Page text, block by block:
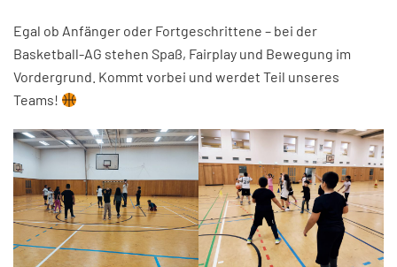
Egal ob Anfänger oder Fortgeschrittene – bei der
Basketball-AG stehen Spaß, Fairplay und Bewegung im
Vordergrund. Kommt vorbei und werdet Teil unseres
Teams!